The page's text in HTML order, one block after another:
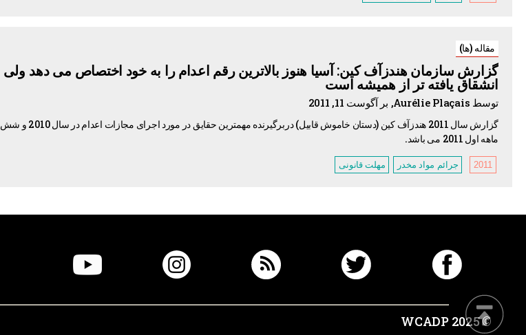
مقاله (ها)
گزارش سازمان هندزآف کین: آسیا هنوز بالاترین رقم اعدام را به خود اختصاص می دهد ولی
انشقاق یافته تر از همیشه است
توسط Aurélie Plaçais, بر آگوست 11, 2011
گزارش سال 2011 هندزآف کین (دستان خاموش قابیل) دربرگیرنده مهمترین حقایق در مورد اجرای مجازات اعدام در سال 2010 و شش
ماهه اول 2011 می باشد.
2011 جرائم مواد مخدر مهلت قانونی
© 2025 WCADP